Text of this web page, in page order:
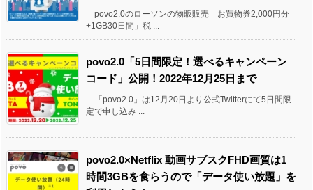
povo2.0のローソンの物販販売「お買物券2,000円分
+1GB30日間」税 ...
povo2.0「5日間限定！選べるキャンペーン
コード」公開！2022年12月25日まで
「povo2.0」は12月20日より公式Twitterにて5日間限
定で申し込み ...
povo2.0×Netflix 動画サブスクFHD画質は1
時間3GBを食らうので「データ使い放題」を